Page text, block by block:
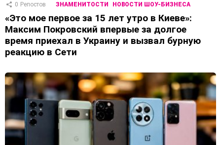
0 Репостов ЗНАМЕНИТОСТИ НОВОСТИ ШОУ-БИЗНЕСА
«Это мое первое за 15 лет утро в Киеве»:
Максим Покровский впервые за долгое
время приехал в Украину и вызвал бурную
реакцию в Сети